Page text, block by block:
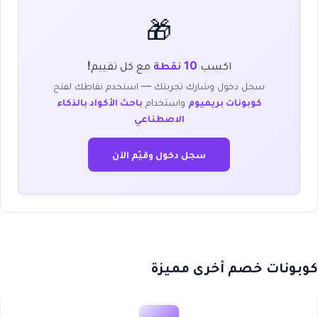
🎁
اكسب10 نقطة مع كل تقييم!
سجل دخول وشارك تجربتك — استخدم نقاطك لفتح
كوبونات بريميوم واستخدام باحث الأكواد بالذكاء
الاصطناعي
سجل دخول وقيّم الآن
كوبونات خصم أخرى مميزة